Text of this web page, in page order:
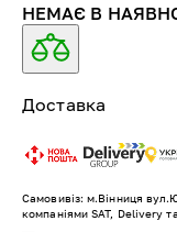
НЕМАЄ В
Доставка
Самовивіз: м.Вінниця
компаніями SAT, Delivery